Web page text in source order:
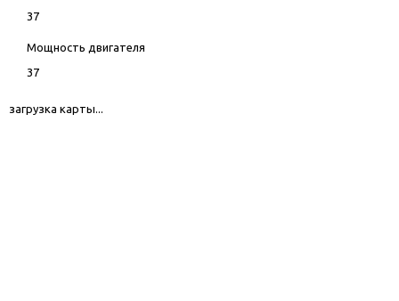
37
Мощность двигателя
37
загрузка карты...